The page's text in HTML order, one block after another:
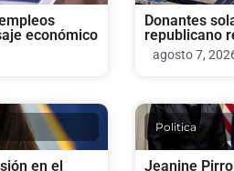
económico
Donantes
republicano
agosto 7,
en el
Politica
Jeanine